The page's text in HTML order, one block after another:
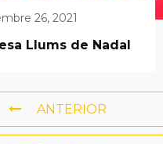
26, 2021
Llums de Nadal
ANTERIOR